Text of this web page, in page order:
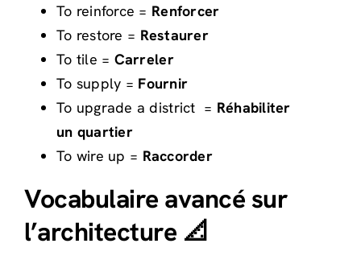
To reinforce = Renforcer
To restore = Restaurer
To tile = Carreler
To supply = Fournir
To upgrade a district = Réhabiliter
un quartier
To wire up = Raccorder
Vocabulaire avancé sur
l’architecture 📐